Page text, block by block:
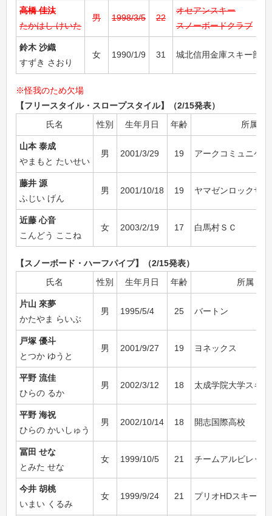
高橋 佳汰
たかはし けいた
男 1998/3/5 22
オセアンスキー
スノーボードクラブ
鈴木 沙織
すずき さおり
女 1990/1/9 31 城北信用金庫スキー部
※怪我のため欠場
【フリースタイル・スロープスタイル】（2/15発表）
氏名
性別 生年月日 年齢 所属
山本 泰成
やまもと たいせい
男 2001/3/29 19 アークコミュニケ
藤井 源
ふじい げん
男 2001/10/18 19 ヤマゼンロックザ
近藤 心音
こんどう ここね
女 2003/2/19 17 白馬村ＳＣ
【スノーボード・ハーフパイプ】（2/15発表）
氏名
性別 生年月日 年齢 所属
片山 來夢
かたやま らいぶ
男 1995/5/4 25 バートン
戸塚 優斗
とつか ゆうと
男 2001/9/27 19 ヨネックス
平野 流佳
ひらの るか
男 2002/3/12 18 太成学院大学スキ
平野 海祝
ひらの かいしゅう
男 2002/10/14 18 開志国際高校
冨田 せな
とみた せな
女 1999/10/5 21 チームアルビレッ
今井 胡桃
いまい くるみ
女 1999/9/24 21 プリオHDスキー部